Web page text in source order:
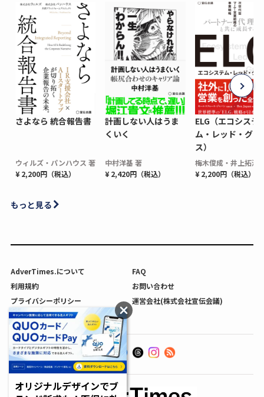
さよなら 統合報告書
ウィルズ・パンハウス 著
¥ 2,200円（税込）
計画しない人はうま
くいく
中村洋基 著
¥ 2,420円（税込）
ELG（エコシステ
ム・レッド・グロ
ス）
梅木俊成・井上拓海
¥ 2,200円（税込）
もっと見る
AdverTimes.について
FAQ
利用規約
お問い合わせ
プライバシーポリシー
運営会社(株式会社宣伝会議)
利用者情報の外部送信について
オリジナルデザインでブ